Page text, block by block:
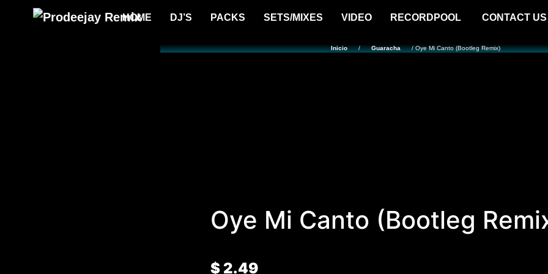
HOME DJ’S PACKS SETS/MIXES VIDEO RECORDPOOL CONTACT US
Inicio / Guaracha / Oye Mi Canto (Bootleg Remix)
Oye Mi Canto (Bootleg
$2.49